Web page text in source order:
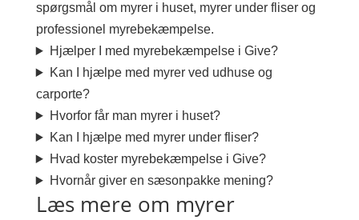
spørgsmål om myrer i huset, myrer under fliser og
professionel myrebekæmpelse.
Hjælper I med myrebekæmpelse i Give?
Kan I hjælpe med myrer ved udhuse og
carporte?
Hvorfor får man myrer i huset?
Kan I hjælpe med myrer under fliser?
Hvad koster myrebekæmpelse i Give?
Hvornår giver en sæsonpakke mening?
Læs mere om myrer